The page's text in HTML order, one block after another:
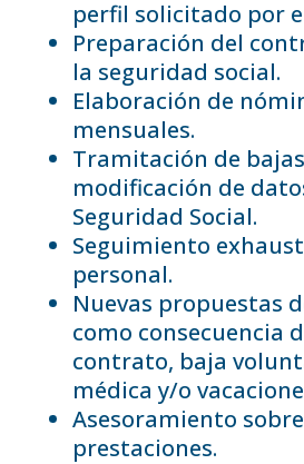
perfil solicitado por
Preparación del
la seguridad social.
Elaboración de
mensuales.
Tramitación de
modificación de
Seguridad Social.
Seguimiento
personal.
Nuevas propuestas
como consecuencia
contrato, baja
médica y/o
Asesoramiento
prestaciones.